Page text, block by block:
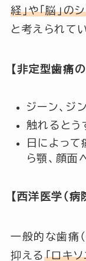
経」や「脳」
と考えられてい
【非定型歯痛
ジーン、ジ
触れるとう
日によっ
ら顎、顔面
【西洋医学（
一般的な歯痛
抑える 「ロキソ